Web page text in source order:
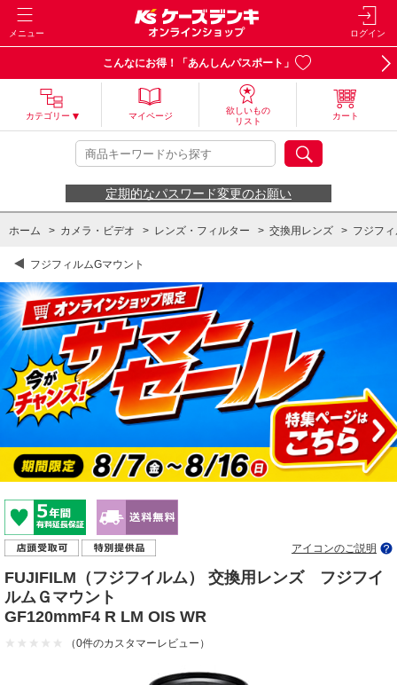
メニュー ログイン
こんなにお得！「あんしんパスポート」
カテゴリー マイページ
欲しいもの
リスト
カート
定期的なパスワード変更のお願い
ホーム > カメラ・ビデオ > レンズ・フィルター > 交換用レンズ > フジフ
フジフィルムGマウント
アイコンのご説明
FUJIFILM（フジフイルム） 交換用レンズ フジフイ
ルムＧマウント
GF120mmF4 R LM OIS WR
（0件のカスタマーレビュー）